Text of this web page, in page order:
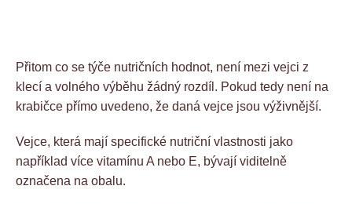
Přitom co se týče nutričních hodnot, není mezi vejci z
klecí a volného výběhu žádný rozdíl. Pokud tedy není na
krabičce přímo uvedeno, že daná vejce jsou výživnější.
Vejce, která mají specifické nutriční vlastnosti jako
například více vitamínu A nebo E, bývají viditelně
označena na obalu.